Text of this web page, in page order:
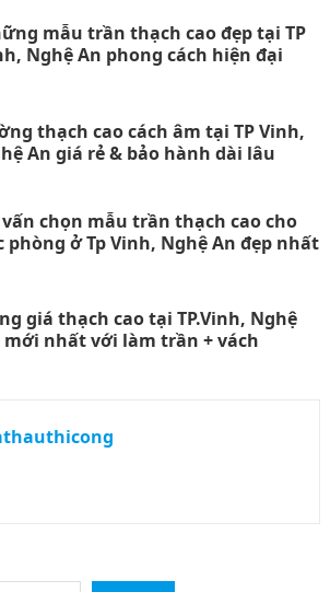
mẫu trần thạch cao đẹp tại TP
Nghệ An phong cách hiện đại
thạch cao cách âm tại TP Vinh,
An giá rẻ & bảo hành dài lâu
vấn chọn mẫu trần thạch cao cho
phòng ở Tp Vinh, Nghệ An đẹp nhất
giá thạch cao tại TP.Vinh, Nghệ
mới nhất với làm trần + vách